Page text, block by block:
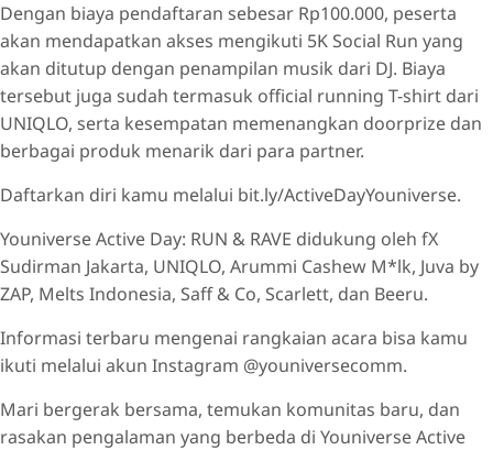
Dengan biaya pendaftaran sebesar Rp100.000, peserta
akan mendapatkan akses mengikuti 5K Social Run yang
akan ditutup dengan penampilan musik dari DJ. Biaya
tersebut juga sudah termasuk official running T-shirt dari
UNIQLO, serta kesempatan memenangkan doorprize dan
berbagai produk menarik dari para partner.
Daftarkan diri kamu melalui bit.ly/ActiveDayYouniverse.
Youniverse Active Day: RUN & RAVE didukung oleh fX
Sudirman Jakarta, UNIQLO, Arummi Cashew M*lk, Juva by
ZAP, Melts Indonesia, Saff & Co, Scarlett, dan Beeru.
Informasi terbaru mengenai rangkaian acara bisa kamu
ikuti melalui akun Instagram @youniversecomm.
Mari bergerak bersama, temukan komunitas baru, dan
rasakan pengalaman yang berbeda di Youniverse Active